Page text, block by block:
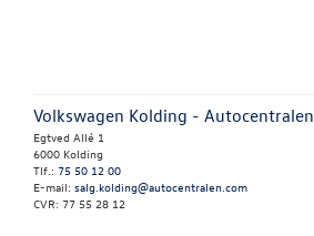
Volkswagen Kolding - Autocentralen
Egtved Allé 1
6000 Kolding
Tlf.: 75 50 12 00
E-mail: salg.kolding@autocentralen.com
CVR: 77 55 28 12